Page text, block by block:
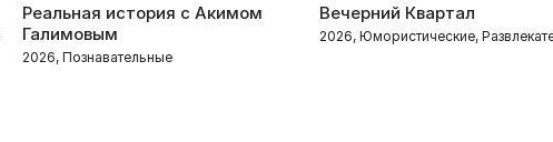
Реальная история с Акимом
Галимовым
2026, Познавательные
Вечерний Квартал
2026, Юмористические,